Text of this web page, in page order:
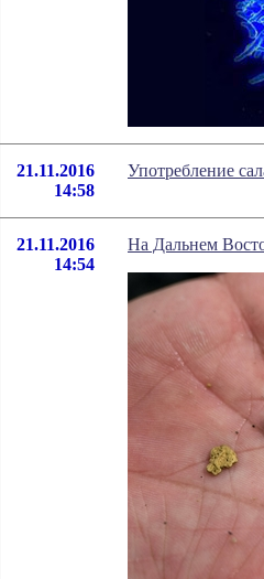
21.11.2016
14:58
Употребление
21.11.2016
14:54
На Дальнем